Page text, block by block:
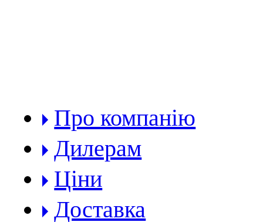
Про компанію
Дилерам
Ціни
Доставка